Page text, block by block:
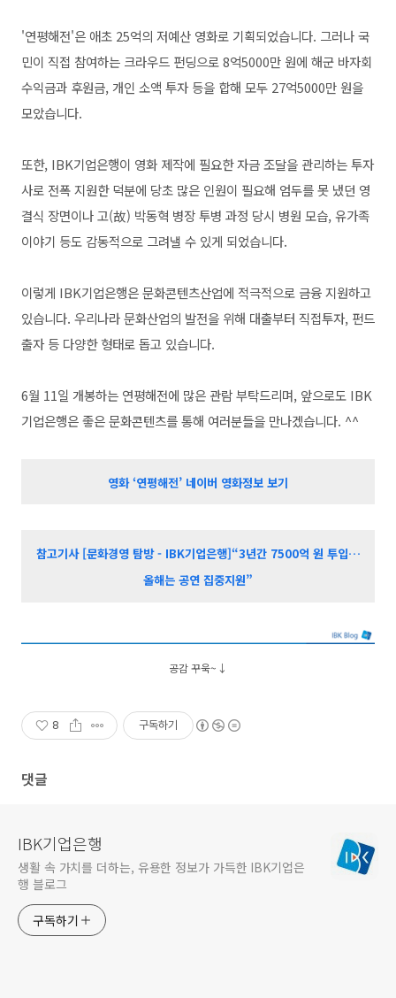
'연평해전'은 애초 25억의 저예산 영화로 기획되었습니다. 그러나 국
민이 직접 참여하는 크라우드 펀딩으로 8억5000만 원에 해군 바자회
수익금과 후원금, 개인 소액 투자 등을 합해 모두 27억5000만 원을
모았습니다.
또한, IBK기업은행이 영화 제작에 필요한 자금 조달을 관리하는 투자
사로 전폭 지원한 덕분에 당초 많은 인원이 필요해 엄두를 못 냈던 영
결식 장면이나 고(故) 박동혁 병장 투병 과정 당시 병원 모습, 유가족
이야기 등도 감동적으로 그려낼 수 있게 되었습니다.
이렇게 IBK기업은행은 문화콘텐츠산업에 적극적으로 금융 지원하고
있습니다. 우리나라 문화산업의 발전을 위해 대출부터 직접투자, 펀드
출자 등 다양한 형태로 돕고 있습니다.
6월 11일 개봉하는 연평해전에 많은 관람 부탁드리며, 앞으로도 IBK
기업은행은 좋은문화콘텐츠를 통해 여러분들을 만나겠습니다. ^^
영화 ‘연평해전’ 네이버 영화정보 보기
참고기사 [문화경영 탐방 - IBK기업은행]“3년간 7500억 원 투입…
올해는 공연 집중지원”
공감 꾸욱~↓
8 구독하기
댓글
IBK기업은행
생활 속 가치를 더하는, 유용한 정보가 가득한 IBK기업은
행 블로그
구독하기